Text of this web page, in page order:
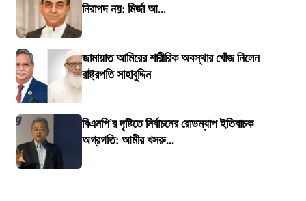
নিরাপদ নয়: মির্জা আ...
জামায়াত আমিরের শারীরিক অবস্থার খোঁজ নিলেন
রাষ্ট্রপতি সাহাবুদ্দিন
বিএনপি’র দৃষ্টিতে নির্বাচনের রোডম্যাপ ইতিবাচক
অগ্রগতি: আমীর খসরু...